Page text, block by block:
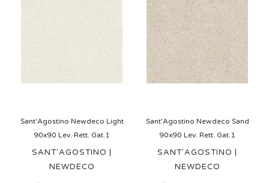
Sant'Agostino Newdeco Light
90x90 Lev. Rett. Gat.1
SANT'AGOSTINO |
NEWDECO
Sant'Agostino Newdeco Sand
90x90 Lev. Rett. Gat.1
SANT'AGOSTINO |
NEWDECO